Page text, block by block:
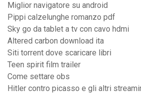
Miglior navigatore su android
Pippi calzelunghe romanzo pdf
Sky go da tablet a tv con cavo hdmi
Altered carbon download ita
Siti torrent dove scaricare libri
Teen spirit film trailer
Come settare obs
Hitler contro picasso e gli altri